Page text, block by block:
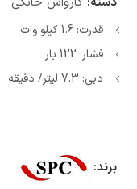
قدرت: 1.6 کیلو وات
فشار: 122 بار
دبی: 7.3 لیتر/ دقیقه
برند: